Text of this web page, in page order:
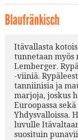
Blaufränkisch
Itävallasta
tunnetaan
Lemberger.
-viiniä.
tanniinisia ja
marjoja, joskus
Euroopassa
Yhdysvalloissa.
luvulle
suosituin